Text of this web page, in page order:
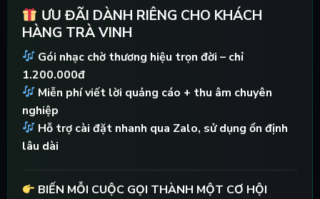
ƯU ĐÃI DÀNH RIÊNG CHO KHÁCH
HÀNG TRÀ VINH
Gói nhạc chờ thương hiệu trọn đời – chỉ
1.200.000đ
Miễn phí viết lời quảng cáo + thu âm chuyên
nghiệp
Hỗ trợ cài đặt nhanh qua Zalo, sử dụng ổn định
lâu dài
BIẾN MỖI CUỘC GỌI THÀNH MỘT CƠ HỘI